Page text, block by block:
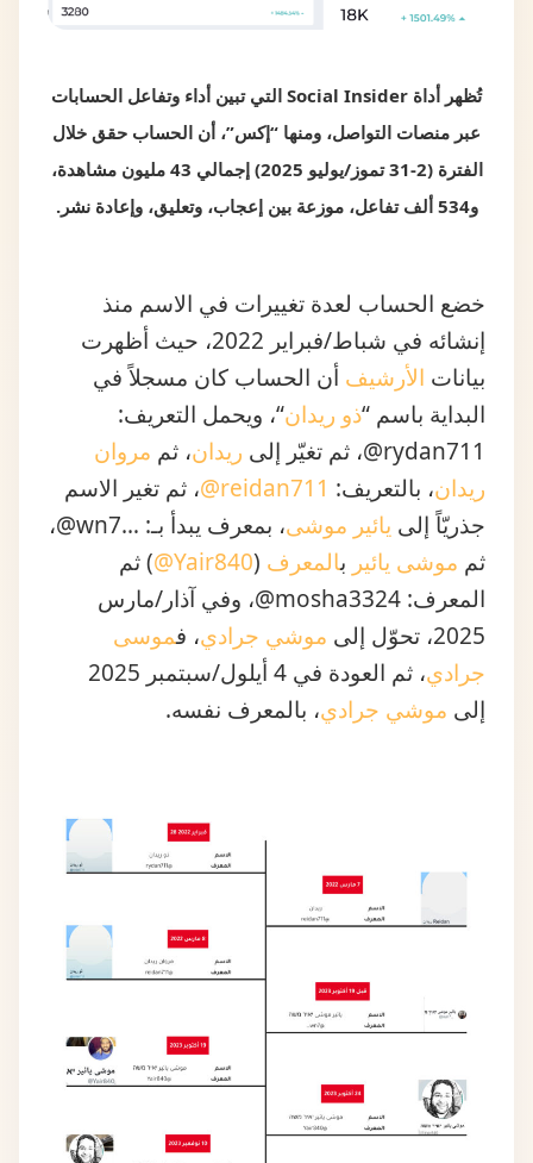
الفترة (2-31 تموز/يوليو 2025) إجمالي 43 مليون مشاهدة،
و534 ألف تفاعل، موزعة بين إعجاب، وتعليق، وإعادة نشر.
بياناتالأرشيفأن الحساب كان مسجلاً في
البداية باسم “ذو ريدان“، ويحمل التعريف:
rydan711@، ثم تغيّر إلى
ريدان ، ثممروان
ريدان، بالتعريف:reidan711@
، ثم تغير الاسم
جذريّاً إلىيائير موشى
ثمموشى يائيربالمعرف(
Yair840@
) ثم
المعرف: mosha3324@، وفي آذار/مارس
2025، تحوّل إلى
موشي جرادي، ف موسى
جرادي
، ثم العودة في 4 أيلول/سبتمبر 2025
إلىموشي جرادي، بالمعرف نفسه.